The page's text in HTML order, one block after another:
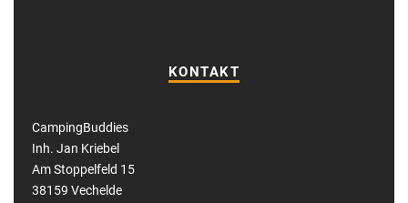
KONTAKT
CampingBuddies
Inh. Jan Kriebel
Am Stoppelfeld 15
38159 Vechelde